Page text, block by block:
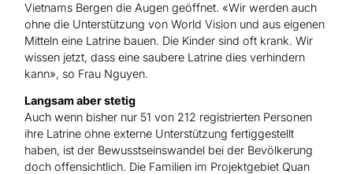
Vietnams Bergen die Augen geöffnet. «Wir werden auch
ohne die Unterstützung von World Vision und aus eigenen
Mitteln eine Latrine bauen. Die Kinder sind oft krank. Wir
wissen jetzt, dass eine saubere Latrine dies verhindern
kann», so Frau Nguyen.
Langsam aber stetig
Auch wenn bisher nur 51 von 212 registrierten Personen
ihre Latrine ohne externe Unterstützung fertiggestellt
haben, ist der Bewusstseinswandel bei der Bevölkerung
doch offensichtlich. Die Familien im Projektgebiet Quan